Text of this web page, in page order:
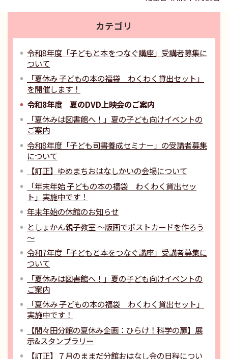
カテゴリ
令和8年度「子どもと本をつなぐ講座」受講者募集に
ついて
「夏休み 子どもの本の福袋 わくわく貸出セット」
を開催します！
令和8年度 夏のDVD上映会のご案内
「夏休みは図書館へ！」夏の子ども向けイベントの
ご案内
令和8年度「子ども司書養成セミナー」の受講者募集
について
【訂正】ゆめまちおはなしかいの会場について
「年末年始 子どもの本の福袋 わくわく貸出セッ
ト」実施中です！
年末年始の休館のお知らせ
としょかん親子教室 ～版画でポストカードを作ろう
～
令和7年度「子どもと本をつなぐ講座」受講者募集に
ついて
「夏休みは図書館へ！」夏の子ども向けイベントの
ご案内
「夏休み 子どもの本の福袋 わくわく貸出セット」
実施中です！
【間々田分館の夏休み企画：ひらけ！科学の扉】展
示&スタンプラリー
【訂正】７月のままだ分館おはなし会の日程につい